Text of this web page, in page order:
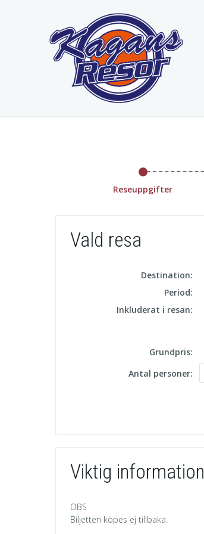
Reseuppgifter
Vald resa
Destination:
Period:
Inkluderat i resan:
Grundpris:
Antal personer:
Viktig information
OBS
Biljetten köpes ej tillbaka.